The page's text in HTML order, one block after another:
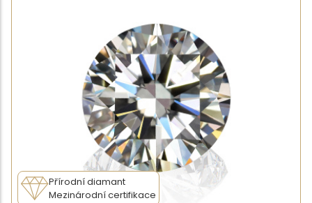
Přírodní diamant
Mezinárodní certifikace